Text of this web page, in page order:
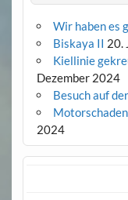
Wir haben es
Biskaya II 20.
Kiellinie
Dezember 2024
Besuch auf
2024